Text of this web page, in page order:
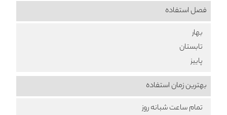
فصل استفاده
بهار
تابستان
پاییز
بهترین زمان استفاده
تمام ساعت شبانه روز